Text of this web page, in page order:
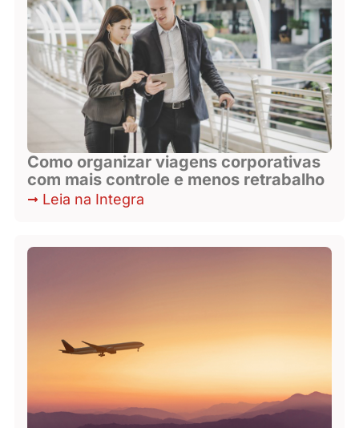
Como organizar viagens corporativas
com mais controle e menos retrabalho
Leia na Integra